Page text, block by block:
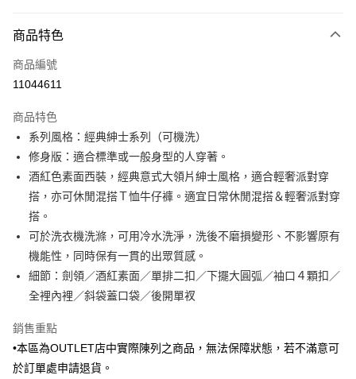
信用卡一次付款
信用卡分期付款
合作金庫商業銀行
華南商業銀行
彰化商業銀行
上海商業儲蓄銀行
台北富邦商業銀行
國泰世華商業銀行
兆豐國際商業銀行
臺灣中小企業銀行
台中商業銀行
匯豐（台灣）商業銀行
聯邦商業銀行
元大商業銀行
永豐商業銀行
玉山商業銀行
星展（台灣）商業銀行
台新國際商業銀行
中國信託商業銀行
台灣樂天信用卡公司
6 期 0 利率 每期
華南商業銀行
彰化商業銀行
上海商業儲蓄銀行
台北富邦商業銀行
國泰世華商業銀行
兆豐國際商業銀行
臺灣中小企業銀行
匯豐（台灣）商業銀行
華泰商業銀行
聯邦商業銀行
遠東國際商業銀行
元大商業銀行
永豐商業銀行
玉山商業銀行
星展（台灣）商業銀行
台新國際商業銀行
中國信託商業銀行
LINE Pay
Apple Pay
街口支付
悠遊付
Google Pay
ATM付款
新竹物流宅配
商品特色
商品編號
11044611
商品特色
系列風格：經典紳士系列（可機洗）
修身版：適合標準或一般身型的人穿著。
酒紅色素面西裝，經典意式大領片紳士風格，適合輕奢派對穿
搭，亦可休閒混搭Ｔ恤牛仔褲。適宜日常休閒混搭＆輕奢派對穿
搭。
可於洗衣機洗滌，可用冷水洗淨，洗後不磨損變形、不影響原有
機能性，同時保有一貫的出眾質感。
細節：劍領／酒紅素面／單排二扣／下擺大圓弧／袖口４顆扣／
全裡內裡／斜袋蓋口袋／後開單衩
銷售重點
•本區為OUTLET店中實際陳列之商品，無法保障狀態，若不滿意可
於訂單處申請退貨。